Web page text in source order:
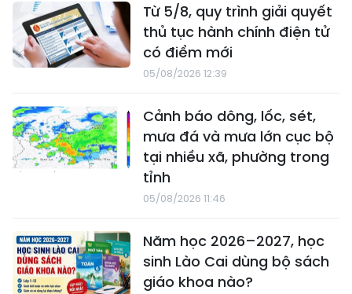
Từ 5/8, quy trình giải quyết
thủ tục hành chính điện tử
có điểm mới
05/08/2026 12:39
Cảnh báo dông, lốc, sét,
mưa đá và mưa lớn cục bộ
tại nhiều xã, phường trong
tỉnh
05/08/2026 11:46
Năm học 2026–2027, học
sinh Lào Cai dùng bộ sách
giáo khoa nào?